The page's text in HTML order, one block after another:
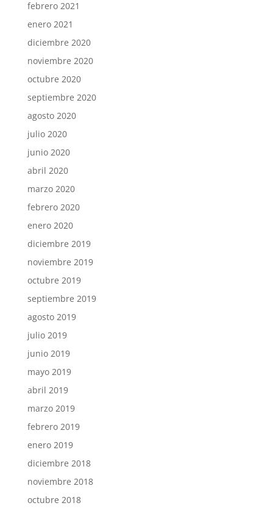
febrero 2021
enero 2021
diciembre 2020
noviembre 2020
octubre 2020
septiembre 2020
agosto 2020
julio 2020
junio 2020
abril 2020
marzo 2020
febrero 2020
enero 2020
diciembre 2019
noviembre 2019
octubre 2019
septiembre 2019
agosto 2019
julio 2019
junio 2019
mayo 2019
abril 2019
marzo 2019
febrero 2019
enero 2019
diciembre 2018
noviembre 2018
octubre 2018